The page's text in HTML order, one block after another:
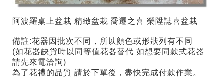
阿波羅桌上盆栽 精緻盆栽 喬遷之喜 榮陞誌喜盆栽
備註:花器因批次不同，所以顏色或形狀列有不同
(如花器缺貨時以同等值花器替代 如想要同款式花器
請先來電洽詢)
為了花禮的品質 請於下單後，盡快完成付款作業。